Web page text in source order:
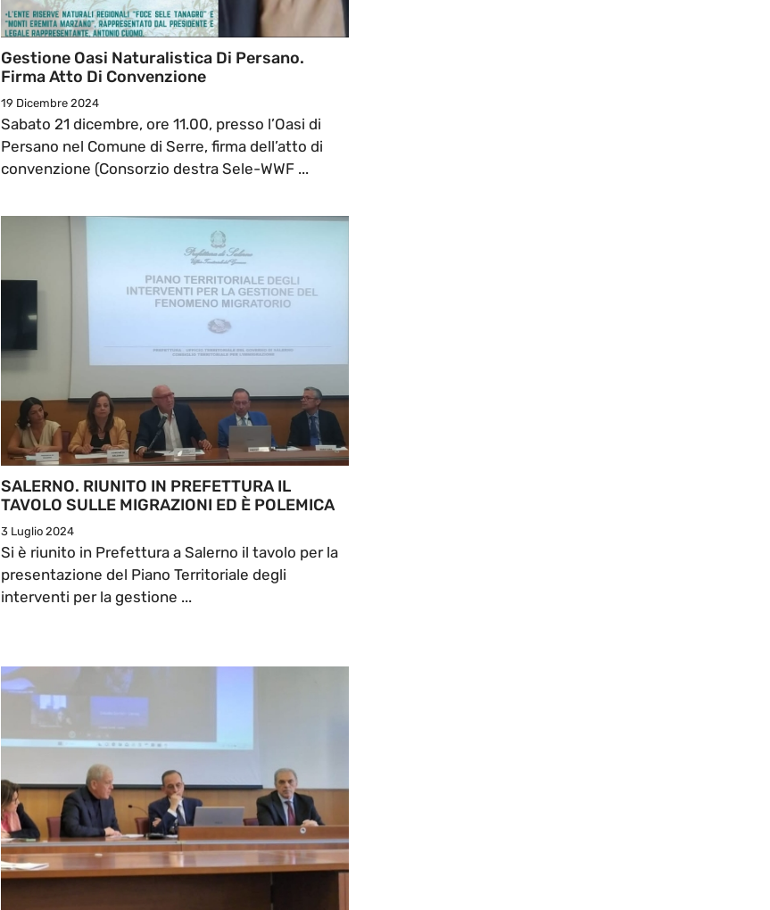
Gestione Oasi Naturalistica Di Persano.
Firma Atto Di Convenzione
19 Dicembre 2024
Sabato 21 dicembre, ore 11.00, presso l’Oasi di
Persano nel Comune di Serre, firma dell’atto di
convenzione (Consorzio destra Sele-WWF ...
SALERNO. RIUNITO IN PREFETTURA IL
TAVOLO SULLE MIGRAZIONI ED È POLEMICA
3 Luglio 2024
Si è riunito in Prefettura a Salerno il tavolo per la
presentazione del Piano Territoriale degli
interventi per la gestione ...